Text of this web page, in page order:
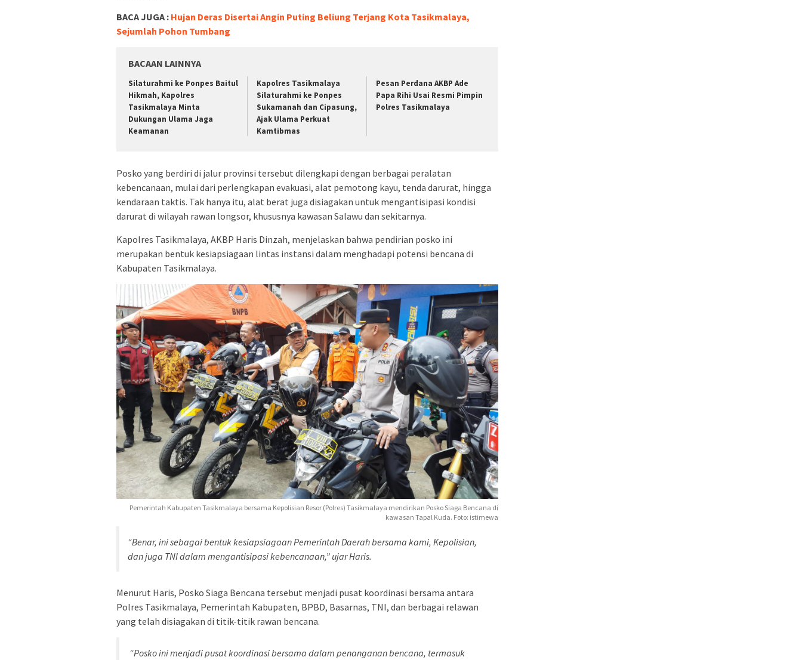
BACA JUGA : Hujan Deras Disertai Angin Puting Beliung Terjang Kota Tasikmalaya,
Sejumlah Pohon Tumbang
BACAAN LAINNYA
Silaturahmi ke Ponpes Baitul
Hikmah, Kapolres
Tasikmalaya Minta
Dukungan Ulama Jaga
Keamanan
Kapolres Tasikmalaya
Silaturahmi ke Ponpes
Sukamanah dan Cipasung,
Ajak Ulama Perkuat
Kamtibmas
Pesan Perdana AKBP Ade
Papa Rihi Usai Resmi Pimpin
Polres Tasikmalaya
Posko yang berdiri di jalur provinsi tersebut dilengkapi dengan berbagai peralatan
kebencanaan, mulai dari perlengkapan evakuasi, alat pemotong kayu, tenda darurat, hingga
kendaraan taktis. Tak hanya itu, alat berat juga disiagakan untuk mengantisipasi kondisi
darurat di wilayah rawan longsor, khususnya kawasan Salawu dan sekitarnya.
Kapolres Tasikmalaya, AKBP Haris Dinzah, menjelaskan bahwa pendirian posko ini
merupakan bentuk kesiapsiagaan lintas instansi dalam menghadapi potensi bencana di
Kabupaten Tasikmalaya.
Pemerintah Kabupaten Tasikmalaya bersama Kepolisian Resor (Polres) Tasikmalaya mendirikan Posko Siaga Bencana di
kawasan Tapal Kuda. Foto: istimewa
“Benar, ini sebagai bentuk kesiapsiagaan Pemerintah Daerah bersama kami, Kepolisian,
dan juga TNI dalam mengantisipasi kebencanaan,” ujar Haris.
Menurut Haris, Posko Siaga Bencana tersebut menjadi pusat koordinasi bersama antara
Polres Tasikmalaya, Pemerintah Kabupaten, BPBD, Basarnas, TNI, dan berbagai relawan
yang telah disiagakan di titik-titik rawan bencana.
“Posko ini menjadi pusat koordinasi bersama dalam penanganan bencana, termasuk